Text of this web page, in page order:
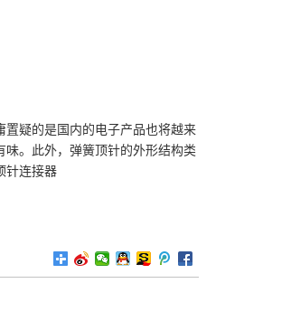
置疑的是国内的电子产品也将越来
。此外，弹簧顶针的外形结构类
针连接器